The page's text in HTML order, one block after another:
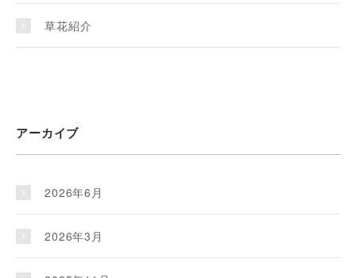
草花紹介
アーカイブ
2026年6月
2026年3月